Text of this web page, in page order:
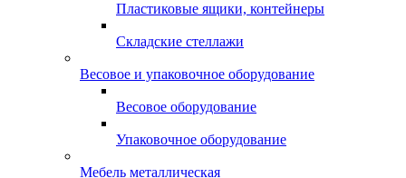
Пластиковые ящики, контейнеры
Складские стеллажи
Весовое и упаковочное оборудование
Весовое оборудование
Упаковочное оборудование
Мебель металлическая